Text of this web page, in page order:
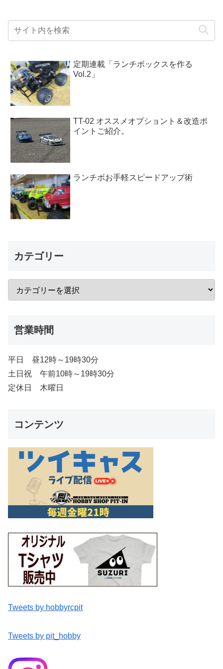
定期連載「ランチボックスを作る
Vol.2」
TT-02 オススメオプショント＆改造ポ
イントご紹介。
ランチボお手軽スピードアップ術
カテゴリー
営業時間
平日 昼12時～19時30分
土日祝 午前10時～19時30分
定休日 木曜日
コンテンツ
Tweets by hobbyrcpit
Tweets by pit_hobby